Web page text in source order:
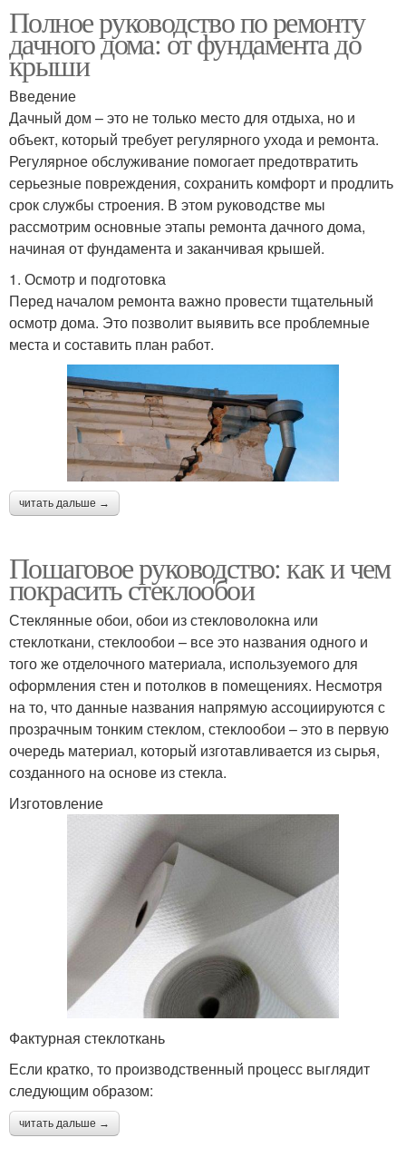
Полное руководство по ремонту
дачного дома: от фундамента до
крыши
Введение
Дачный дом – это не только место для отдыха, но и
объект, который требует регулярного ухода и ремонта.
Регулярное обслуживание помогает предотвратить
серьезные повреждения, сохранить комфорт и продлить
срок службы строения. В этом руководстве мы
рассмотрим основные этапы ремонта дачного дома,
начиная от фундамента и заканчивая крышей.
1. Осмотр и подготовка
Перед началом ремонта важно провести тщательный
осмотр дома. Это позволит выявить все проблемные
места и составить план работ.
читать дальше →
Пошаговое руководство: как и чем
покрасить стеклообои
Стеклянные обои, обои из стекловолокна или
стеклоткани, стеклообои – все это названия одного и
того же отделочного материала, используемого для
оформления стен и потолков в помещениях. Несмотря
на то, что данные названия напрямую ассоциируются с
прозрачным тонким стеклом, стеклообои – это в первую
очередь материал, который изготавливается из сырья,
созданного на основе из стекла.
Изготовление
Фактурная стеклоткань
Если кратко, то производственный процесс выглядит
следующим образом:
читать дальше →